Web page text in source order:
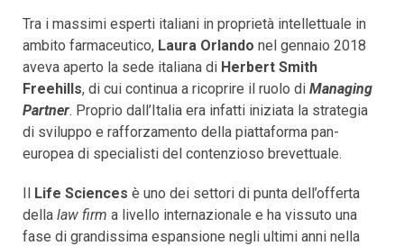
Tra i massimi esperti italiani in proprietà intellettuale in
ambito farmaceutico, Laura Orlando nel gennaio 2018
aveva aperto la sede italiana di Herbert Smith
Freehills, di cui continua a ricoprire il ruolo di Managing
Partner. Proprio dall’Italia era infatti iniziata la strategia
di sviluppo e rafforzamento della piattaforma pan-
europea di specialisti del contenzioso brevettuale.
Il Life Sciences è uno dei settori di punta dell’offerta
della law firm a livello internazionale e ha vissuto una
fase di grandissima espansione negli ultimi anni nella